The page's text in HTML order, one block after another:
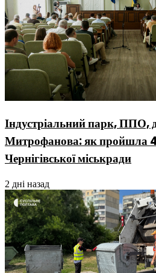
Індустріальний парк, ППО,
Митрофанова: як пройшла
Чернігівської міськради
2 дні назад